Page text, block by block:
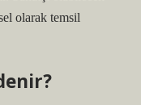
olarak temsil